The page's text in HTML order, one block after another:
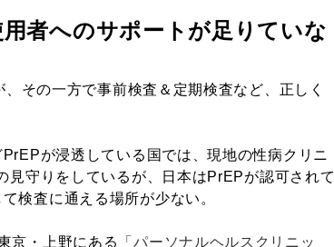
者へのサポート が足りていな
その一方で事前検査＆定期検査など、正しく
が浸透している国では、現地の性病クリニ
見守りをしているが、日本はPrEPが認可されて
検査に通える場所が少ない。
京・上野にある
「パーソナルヘルスクリニッ